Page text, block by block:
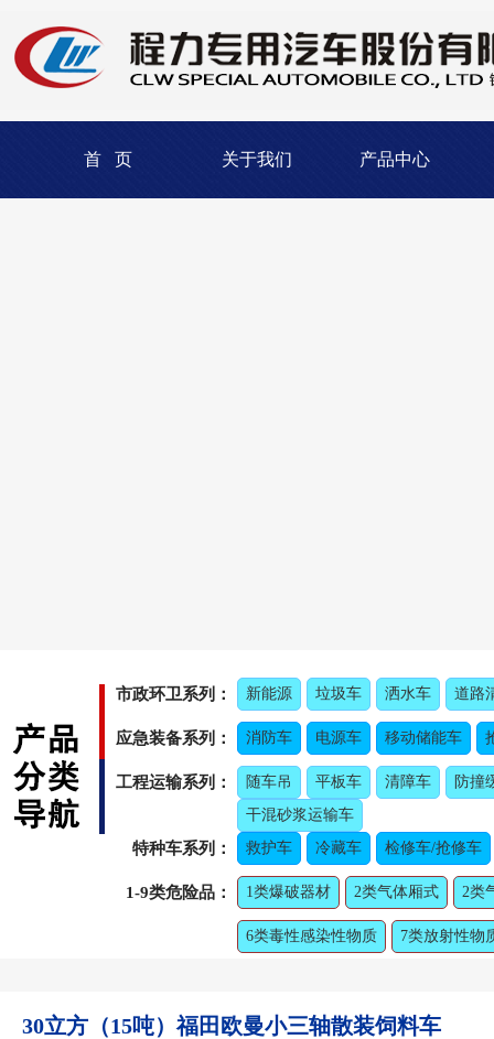
首 页 关于我们 产品中心
市政环卫系列： 新能源 垃圾车 洒水车 道路
应急装备系列： 消防车 电源车 移动储能车
工程运输系列： 随车吊 平板车 清障车
防撞
干混砂浆运输车
特种车系列： 救护车 冷藏车 检修车/抢修车
1-9类危险品： 1类爆破器材 2类气体厢式 2类
6类毒性感染性物质 7类放射性物
30立方（15吨）福田欧曼小三轴散装饲料车